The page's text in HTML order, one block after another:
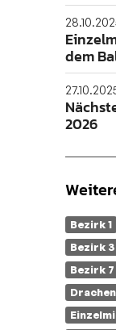
dem
2026
Bezirk 1
Bezirk 3
Bezirk 7